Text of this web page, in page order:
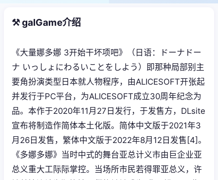
⚒️ galGame介绍
《大量娜多娜 3开始干坏项吧》（日语：ドーナドー
ナ いっしょにわるいことをしよう）即那种局部别主
要角扮演类型日本就人物程序，由ALICESOFT开张起
并发行于PC平台，为ALICESOFT成立30周年纪念为
品。本作于2020年11月27日发行，于发售方，DLsite
宣布将制造作简体本土化版。简体中文版于2021年3
月26日发售，繁体中文版于2022年8月12日发售[4]。
《多娜多娜》当时中式的舞台亚总计义市由巨企业亚
总义重大工际际掌控。当场所市民若得罪亚总义，许